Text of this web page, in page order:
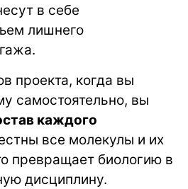
в себе
лишнего
проекта, когда вы
самостоятельно, вы
каждого
все молекулы и их
превращает биологию в
дисциплину.